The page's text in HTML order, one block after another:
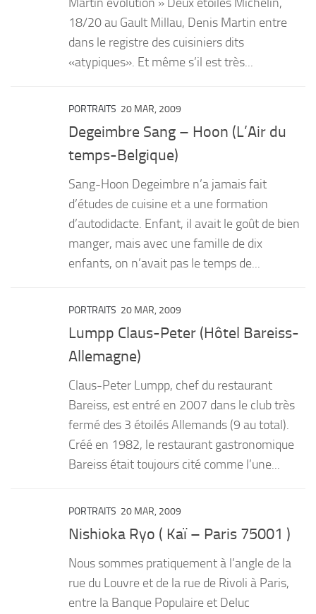
18/20 au Gault Millau, Denis Martin entre
dans le registre des cuisiniers dits
«atypiques». Et même s’il est très...
PORTRAITS 20 MAR, 2009
Degeimbre Sang – Hoon (L’Air du
temps-Belgique)
Sang-Hoon Degeimbre n’a jamais fait
d’études de cuisine et a une formation
d’autodidacte. Enfant, il avait le goût de bien
manger, mais avec une famille de dix
enfants, on n’avait pas le temps de...
PORTRAITS 20 MAR, 2009
Lumpp Claus-Peter (Hôtel Bareiss-
Allemagne)
Claus-Peter Lumpp, chef du restaurant
Bareiss, est entré en 2007 dans le club très
fermé des 3 étoilés Allemands (9 au total).
Créé en 1982, le restaurant gastronomique
Bareiss était toujours cité comme l’une...
PORTRAITS 20 MAR, 2009
Nishioka Ryo ( Kaï – Paris 75001 )
Nous sommes pratiquement à l’angle de la
rue du Louvre et de la rue de Rivoli à Paris,
entre la Banque Populaire et Deluc